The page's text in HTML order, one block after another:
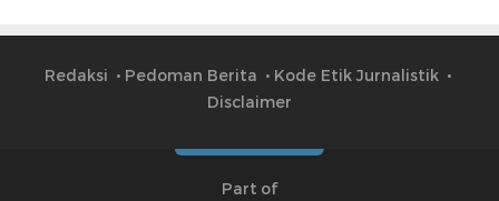
Redaksi Pedoman Berita
Kode Etik Jurnalistik
Disclaimer
Part of